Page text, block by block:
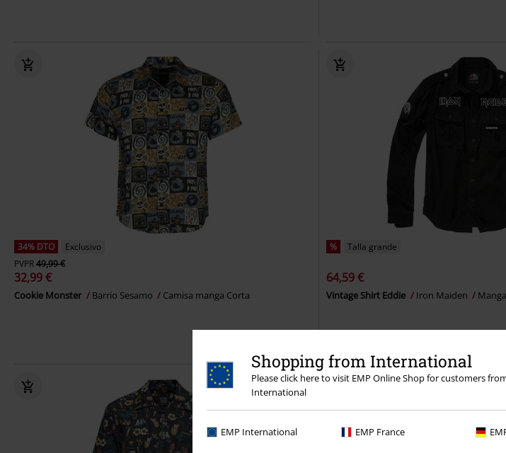
Shopping from International
Please click here to visit EMP Online Shop for customers
International
EMP International EMP France
34% DTO
Exclusivo
PVPR49,99 €
32,99 €
Cookie Monster Barrio Sesamo Camisa manga Corta
% Talla grande
64,59 €
Vintage Shirt Eddie Iron Maiden